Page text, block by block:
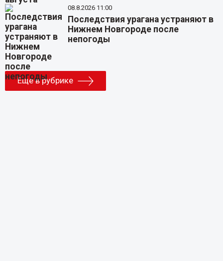
08.8.2026 11:00
Последствия урагана устраняют в
Нижнем Новгороде после
непогоды
Еще в рубрике